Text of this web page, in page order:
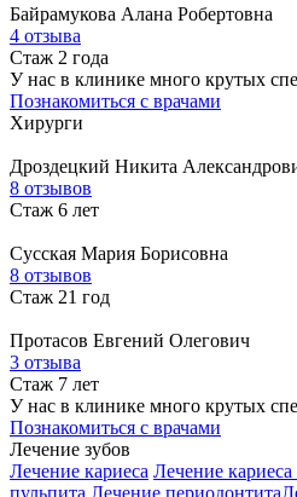
Байрамукова Алана Робертовна
4 отзыва
Стаж 2 года
У нас в клинике много крутых
Познакомиться с врачами
Хирурги
Дроздецкий Никита
8 отзывов
Стаж 6 лет
Сусская Мария Борисовна
8 отзывов
Стаж 21 год
Протасов Евгений Олегович
3 отзыва
Стаж 7 лет
У нас в клинике много крутых
Познакомиться с врачами
Лечение зубов
Лечение кариеса Лечение кариеса
пульпита Лечение периодонтита